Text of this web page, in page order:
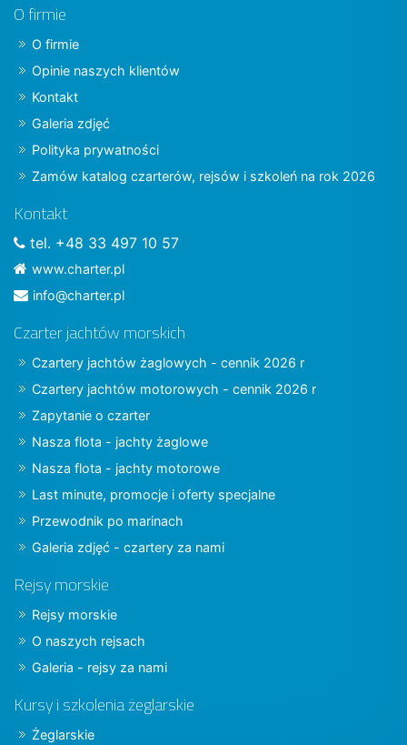
O firmie
O firmie
Opinie naszych klientów
Kontakt
Galeria zdjęć
Polityka prywatności
Zamów katalog czarterów, rejsów i szkoleń na rok 2026
Kontakt
tel. +48 33 497 10 57
www.charter.pl
info@charter.pl
Czarter jachtów morskich
Czartery jachtów żaglowych - cennik 2026 r
Czartery jachtów motorowych - cennik 2026 r
Zapytanie o czarter
Nasza flota - jachty żaglowe
Nasza flota - jachty motorowe
Last minute, promocje i oferty specjalne
Przewodnik po marinach
Galeria zdjęć - czartery za nami
Rejsy morskie
Rejsy morskie
O naszych rejsach
Galeria - rejsy za nami
Kursy i szkolenia żeglarskie
Żeglarskie